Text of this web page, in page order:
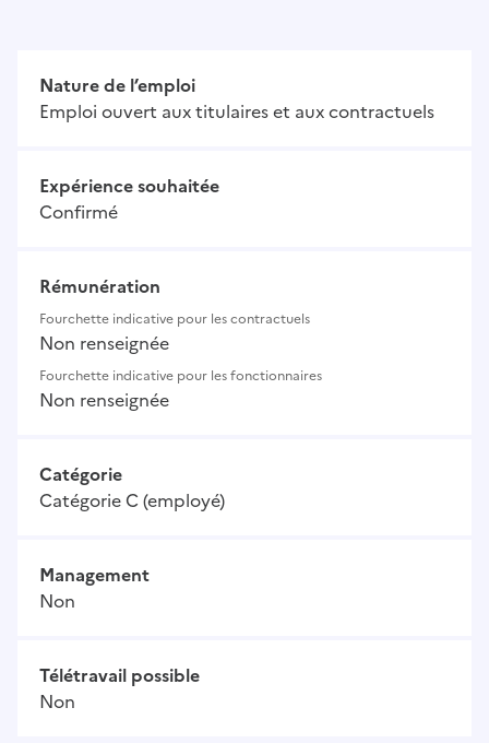
Nature de l’emploi
Emploi ouvert aux titulaires et aux contractuels
Expérience souhaitée
Confirmé
Rémunération
Fourchette indicative pour les contractuels
Non renseignée
Fourchette indicative pour les fonctionnaires
Non renseignée
Catégorie
Catégorie C (employé)
Management
Non
Télétravail possible
Non